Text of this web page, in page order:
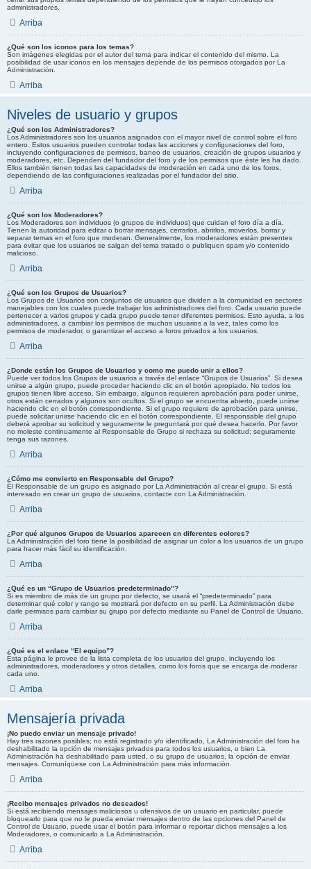
administradores.
Arriba
¿Qué son los iconos para los temas?
Son imágenes elegidas por el autor del tema para indicar el contenido del mismo. La
posibilidad de usar iconos en los mensajes depende de los permisos otorgados por La
Administración.
Arriba
Niveles de usuario y grupos
¿Qué son los Administradores?
Los Administradores son los usuarios asignados con el mayor nivel de control sobre el foro
entero. Estos usuarios pueden controlar todas las acciones y configuraciones del foro,
incluyendo configuraciones de permisos, baneo de usuarios, creación de grupos usuarios y
moderadores, etc. Dependen del fundador del foro y de los permisos que éste les ha dado.
Ellos también tienen todas las capacidades de moderación en cada uno de los foros,
dependiendo de las configuraciones realizadas por el fundador del sitio.
Arriba
¿Qué son los Moderadores?
Los Moderadores son individuos (o grupos de individuos) que cuidan el foro día a día.
Tienen la autoridad para editar o borrar mensajes, cerrarlos, abrirlos, moverlos, borrar y
separar temas en el foro que moderan. Generalmente, los moderadores están presentes
para evitar que los usuarios se salgan del tema tratado o publiquen spam y/o contenido
malicioso.
Arriba
¿Qué son los Grupos de Usuarios?
Los Grupos de Usuarios son conjuntos de usuarios que dividen a la comunidad en sectores
manejables con los cuales puede trabajar los administradores del foro. Cada usuario puede
pertenecer a varios grupos y cada grupo puede tener diferentes permisos. Esto ayuda, a los
administradores, a cambiar los permisos de muchos usuarios a la vez, tales como los
permisos de moderador, o garantizar el acceso a foros privados a los usuarios.
Arriba
¿Donde están los Grupos de Usuarios y como me puedo unir a ellos?
Puede ver todos los Grupos de usuarios a través del enlace “Grupos de Usuarios”. Si desea
unirse a algún grupo, puede proceder haciendo clic en el botón apropiado. No todos los
grupos tienen libre acceso. Sin embargo, algunos requieren aprobación para poder unirse,
otros están cerrados y algunos son ocultos. Si el grupo se encuentra abierto, puede unirse
haciendo clic en el botón correspondiente. Si el grupo requiere de aprobación para unirse,
puede solicitar unirse haciendo clic en el botón correspondiente. El responsable del grupo
deberá aprobar su solicitud y seguramente le preguntará por qué desea hacerlo. Por favor
no moleste continuamente al Responsable de Grupo si rechaza su solicitud; seguramente
tenga sus razones.
Arriba
¿Cómo me convierto en Responsable del Grupo?
El Responsable de un grupo es asignado por La Administración al crear el grupo. Si está
interesado en crear un grupo de usuarios, contacte con La Administración.
Arriba
¿Por qué algunos Grupos de Usuarios aparecen en diferentes colores?
La Administración del foro tiene la posibilidad de asignar un color a los usuarios de un grupo
para hacer más fácil su identificación.
Arriba
¿Qué es un “Grupo de Usuarios predeterminado”?
Si es miembro de más de un grupo por defecto, se usará el “predeterminado” para
determinar qué color y rango se mostrará por defecto en su perfil. La Administración debe
darle permisos para cambiar su grupo por defecto mediante su Panel de Control de Usuario.
Arriba
¿Qué es el enlace “El equipo”?
Esta página le provee de la lista completa de los usuarios del grupo, incluyendo los
administradores, moderadores y otros detalles, como los foros que se encarga de moderar
cada uno.
Arriba
Mensajería privada
¡No puedo enviar un mensaje privado!
Hay tres razones posibles; no está registrado y/o identificado, La Administración del foro ha
deshabilitado la opción de mensajes privados para todos los usuarios, o bien La
Administración ha deshabilitado para usted, o su grupo de usuarios, la opción de enviar
mensajes. Comuníquese con La Administración para más información.
Arriba
¡Recibo mensajes privados no deseados!
Si está recibiendo mensajes maliciosos u ofensivos de un usuario en particular, puede
bloquearlo para que no le pueda enviar mensajes dentro de las opciones del Panel de
Control de Usuario, puede usar el botón para informar o reportar dichos mensajes a los
Moderadores, o comunicarlo a La Administración.
Arriba